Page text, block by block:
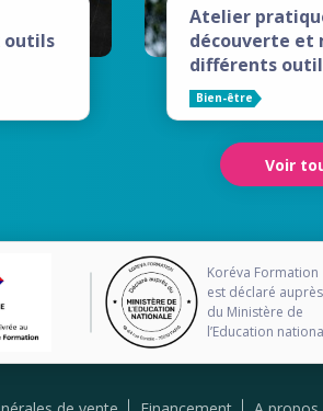
outils
Atelier
découverte et
différents
Bien-être
Voir
Koréva Formation
est déclaré auprès
du Ministère de
l’Education